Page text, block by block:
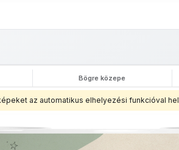
Fényképes
fényképes
jegyzetfüzet
Borosüveg
Bögre közepe
az automatikus elhelyezési funkcióval